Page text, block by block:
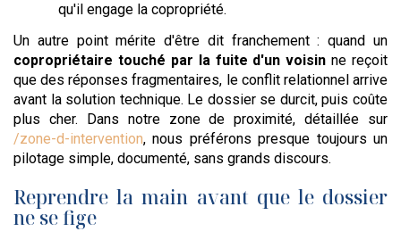
qu'il engage la copropriété.
Un autre point mérite d'être dit franchement : quand un
copropriétaire touché par la fuite d'un voisin ne reçoit
que des réponses fragmentaires, le conflit relationnel arrive
avant la solution technique. Le dossier se durcit, puis coûte
plus cher. Dans notre zone de proximité, détaillée sur
/zone-d-intervention, nous préférons presque toujours un
pilotage simple, documenté, sans grands discours.
Reprendre la main avant que le dossier
ne se fige